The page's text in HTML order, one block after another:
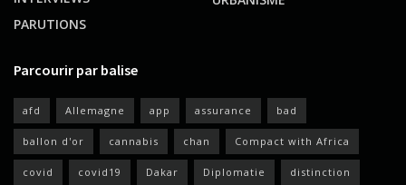
PARUTIONS
Parcourir par balise
afd Allemagne app assurance bad
ballon d'or cannabis chan Compact with Africa
covid covid19 Dakar Diplomatie distinction